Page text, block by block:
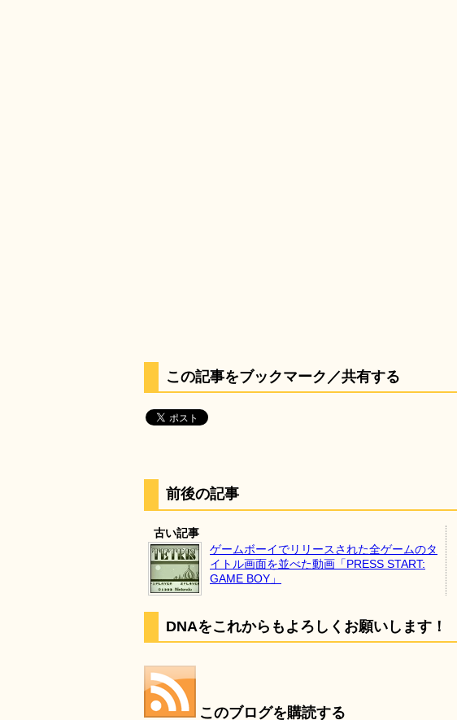
この記事をブックマーク／共有する
前後の記事
古い記事
ゲームボーイでリリースされた全ゲームのタ
イトル画面を並べた動画「PRESS START:
GAME BOY」
DNAをこれからもよろしくお願いします！
このブログを購読する